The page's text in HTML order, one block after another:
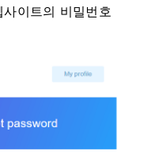
이트의 비밀번호